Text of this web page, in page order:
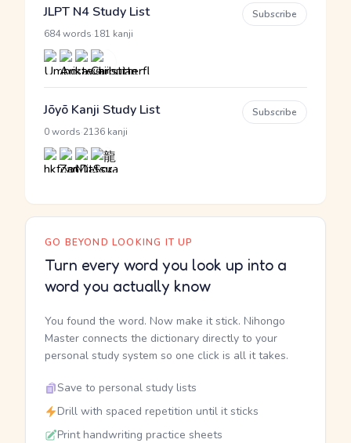
JLPT N4 Study List
684 words 181 kanji
Subscribe
Jōyō Kanji Study List
0 words 2136 kanji
Subscribe
GO BEYOND LOOKING IT UP
Turn every word you look up into a
word you actually know
You found the word. Now make it stick. Nihongo
Master connects the dictionary directly to your
personal study system so one click is all it takes.
Save to personal study lists
Drill with spaced repetition until it sticks
Print handwriting practice sheets